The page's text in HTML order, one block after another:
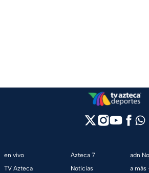
en vivo
TV Azteca
Azteca 7
Noticias
adn
a más